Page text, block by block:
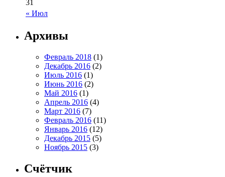
« Июл
31
Архивы
Февраль 2018 (1)
Декабрь 2016 (2)
Июль 2016 (1)
Июнь 2016 (2)
Май 2016 (1)
Апрель 2016 (4)
Март 2016 (7)
Февраль 2016 (11)
Январь 2016 (12)
Декабрь 2015 (5)
Ноябрь 2015 (3)
Счётчик